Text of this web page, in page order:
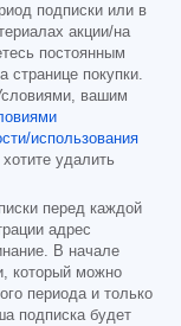
подписки или в
акции/на
постоянным
покупки.
вашим
использования
удалить
перед каждой
адрес
В начале
который можно
периода и только
подписка будет